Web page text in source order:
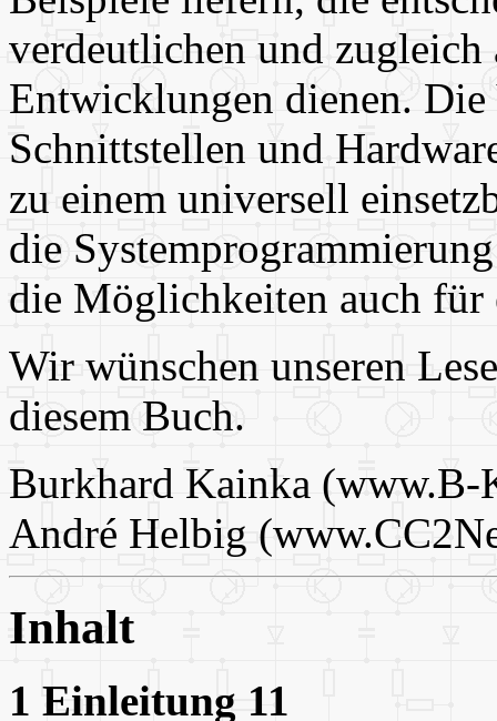
verdeutlichen und zugleich
Entwicklungen dienen.
Schnittstellen und
zu einem universell
die
die Möglichkeiten auch
Wir wünschen unseren
diesem Buch.
Burkhard Kainka (www.B-
André Helbig
Inhalt
1 Einleitung 11